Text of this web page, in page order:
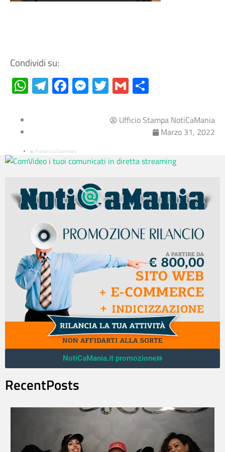
Condividi su:
WhatsApp
Telegram
Facebook
Messenger
Twitter
Gmail
Ufficio Stampa NotiCaMania
Marzo 31, 2022
Francesca Giarmoleo
NotiCaMania.it promozione
RecentPosts